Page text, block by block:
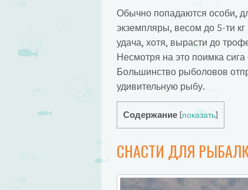
Обычно попадаются особи,
экземпляры, весом до 5-ти
удача, хотя, вырасти до
Несмотря на это поимка
Большинство рыболовов
удивительную рыбу.
Содержание показать]
СНАСТИ ДЛЯ